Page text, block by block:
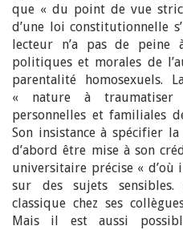
que « du point de vue
d’une loi constitutionnelle
lecteur n’a pas de peine
politiques et morales de
parentalité homosexuels.
« nature à traumatiser
personnelles et familiales
Son insistance à spécifier
d’abord être mise à son
universitaire précise «
sur des sujets
classique chez ses
Mais il est aussi